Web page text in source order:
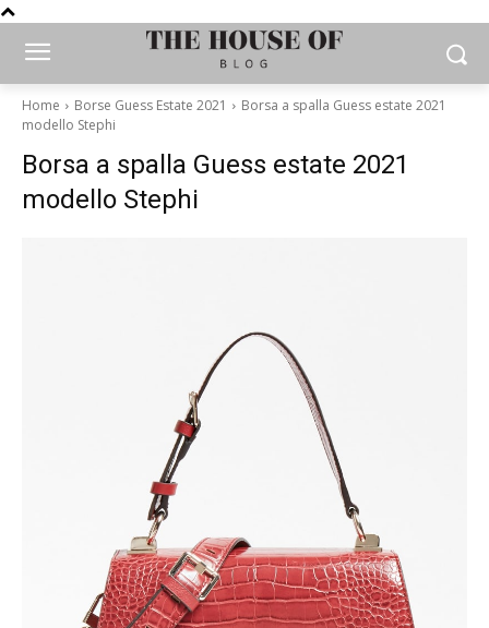
Home Borse Guess Estate 2021
Borsa a spalla Guess estate 2021
modello Stephi
Borsa a spalla Guess estate 2021
modello Stephi